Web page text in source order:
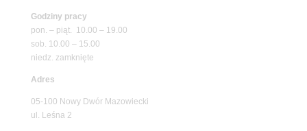
Godziny pracy
pon. – piąt. 10.00 – 19.00
sob. 10.00 – 15.00
niedz. zamknięte
Adres
05-100 Nowy Dwór Mazowiecki
ul. Leśna 2